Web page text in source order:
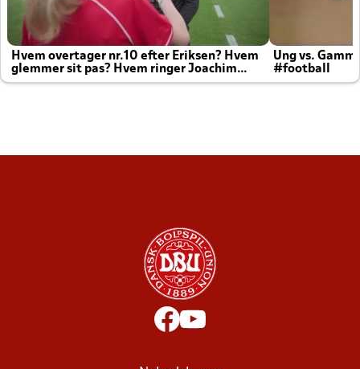
Hvem overtager nr.10 efter Eriksen? Hvem
glemmer sit pas? Hvem ringer Joachim
altid til efter kampe?
Ung vs.
#football